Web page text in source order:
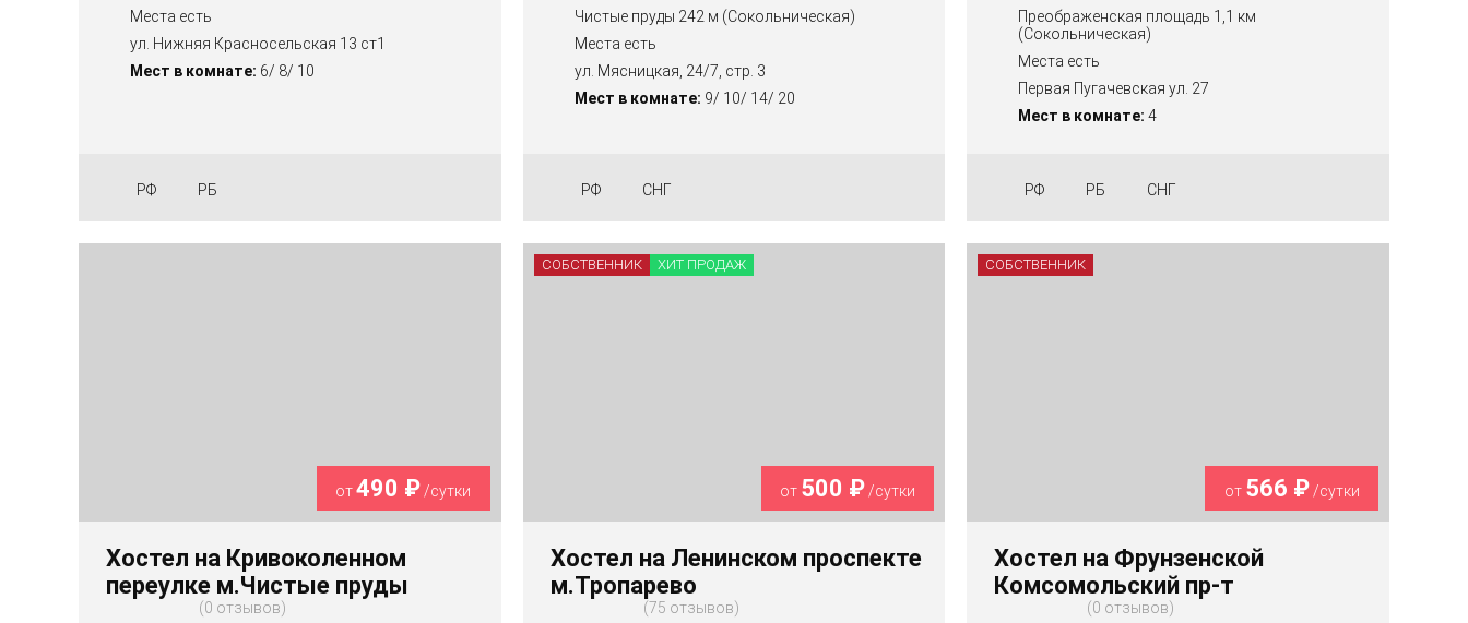
Места есть
ул. Нижняя Красносельская 13 ст1
Мест в комнате: 6/ 8/ 10
РФ РБ
Чистые пруды 242 м (Сокольническая)
Места есть
ул. Мясницкая, 24/7, стр. 3
Мест в комнате: 9/ 10/ 14/ 20
РФ СНГ
Преображенская площадь 1,1 км
(Сокольническая)
Места есть
Первая Пугачевская ул. 27
Мест в комнате: 4
РФ РБ СНГ
от490 ₽/сутки
Хостел на Кривоколенном
переулке м.Чистые пруды
0 отзывов
от 500 ₽/сутки
Хостел на Ленинском проспекте
м.Тропарево
75 отзывов
СОБСТВЕННИК ХИТ ПРОДАЖ
от 566 ₽/сутки
Хостел на Фрунзенской
Комсомольский пр-т
0 отзывов
СОБСТВЕННИК